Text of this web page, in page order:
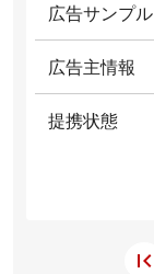
広告サンプル
広告主情報
提携状態